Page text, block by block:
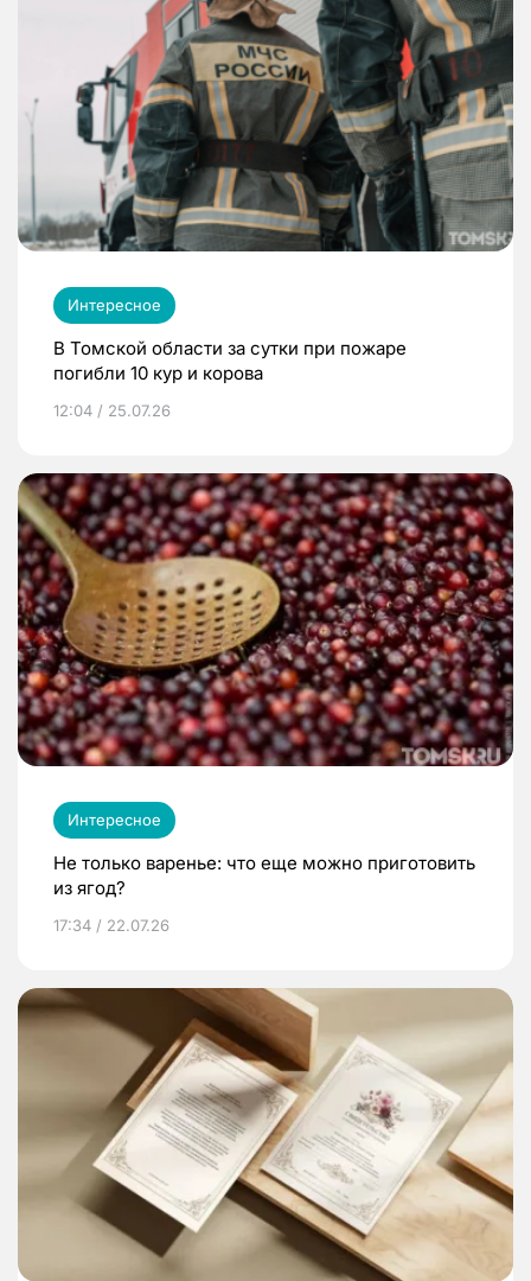
Интересное
В Томской области за сутки при пожаре
погибли 10 кур и корова
12:04 / 25.07.26
Интересное
Не только варенье: что еще можно приготовить
из ягод?
17:34 / 22.07.26